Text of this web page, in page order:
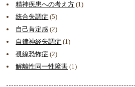
精神疾患への考え方 (1)
統合失調症 (5)
自己肯定感 (2)
自律神経失調症 (1)
視線恐怖症 (2)
解離性同一性障害 (1)